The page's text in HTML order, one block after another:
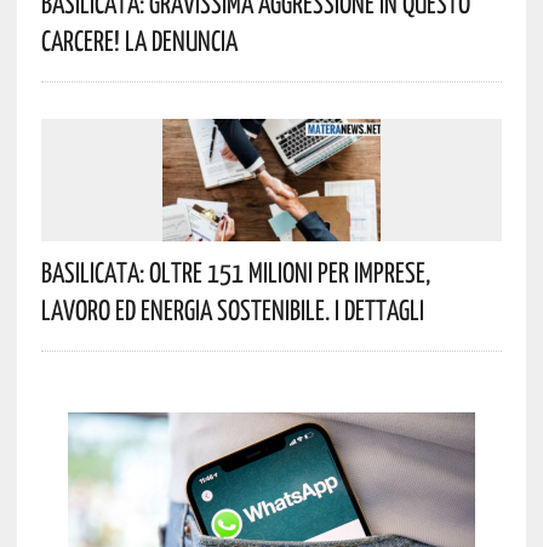
Carcere! La Denuncia
Basilicata: Oltre 151 Milioni Per Imprese,
Lavoro Ed Energia Sostenibile. I Dettagli